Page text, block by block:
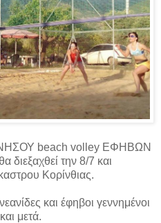
beach volley EΦΗΒΩΝ
την 8/7 και
Κορίνθιας.
και έφηβοι γεννημένοι
μετά.